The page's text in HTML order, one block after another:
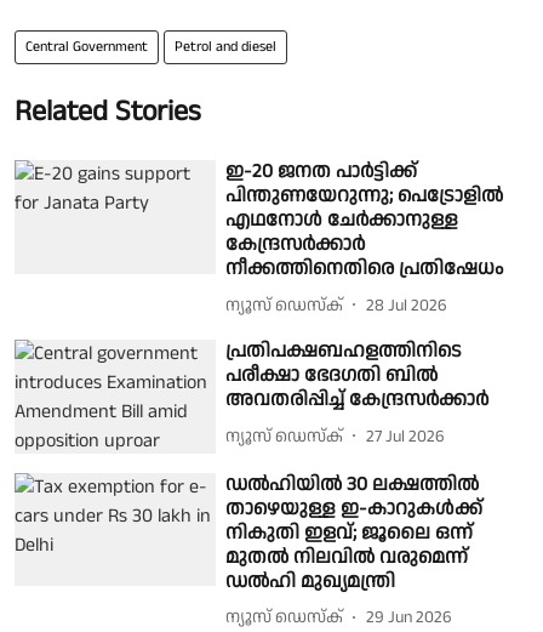
Central Government Petrol and diesel
Related Stories
ഇ-20 ജനത പാർട്ടിക്ക്
പിന്തുണയേറുന്നു; പെട്രോളിൽ
എഥനോൾ ചേർക്കാനുള്ള
കേന്ദ്രസർക്കാർ
നീക്കത്തിനെതിരെ പ്രതിഷേധം
ന്യൂസ് ഡെസ്ക് 28 Jul 2026
പ്രതിപക്ഷബഹളത്തിനിടെ
പരീക്ഷാ ഭേദഗതി ബിൽ
അവതരിപ്പിച്ച് കേന്ദ്രസർക്കാർ
ന്യൂസ് ഡെസ്ക് 27 Jul 2026
ഡൽഹിയിൽ 30 ലക്ഷത്തിൽ
താഴെയുള്ള ഇ-കാറുകൾക്ക്
നികുതി ഇളവ്; ജൂലൈ ഒന്ന്
മുതൽ നിലവിൽ വരുമെന്ന്
ഡൽഹി മുഖ്യമന്ത്രി
ന്യൂസ് ഡെസ്ക് 29 Jun 2026